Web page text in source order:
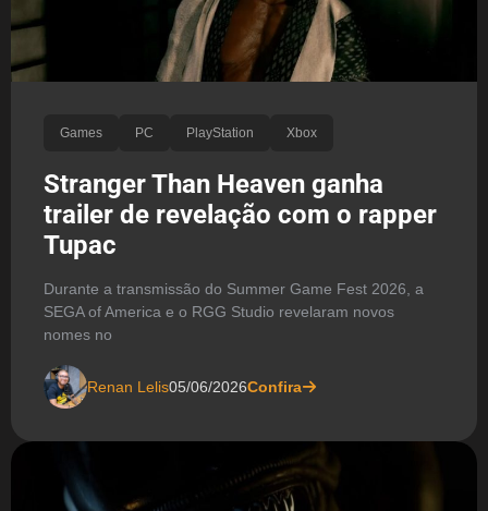
Games PC PlayStation Xbox
Stranger Than Heaven ganha
trailer de revelação com o rapper
Tupac
Durante a transmissão do Summer Game Fest 2026, a
SEGA of America e o RGG Studio revelaram novos
nomes no
Renan Lelis05/06/2026Confira